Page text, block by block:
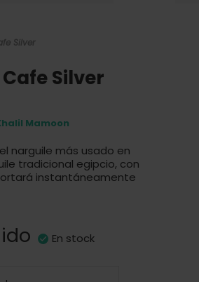
Silver
Silver
Mamoon
narguile más usado en
tradicional egipcio, con
instantáneamente
En stock